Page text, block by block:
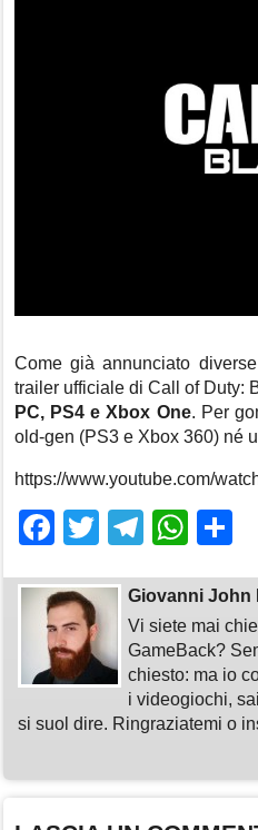
Come già annunciato
trailer ufficiale di Call of Duty:
PC, PS4 e Xbox One. Per
old-gen (PS3 e Xbox 360) né
https://www.youtube.com/
Facebook
Twitter
Giovanni John
Vi siete mai
GameBack?
chiesto: ma io
i videogiochi,
si suol dire. Ringraziatemi o